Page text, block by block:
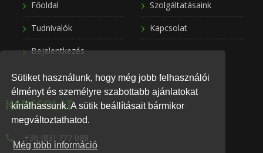
Sütiket használunk, hogy még jobb felhasználói
élményt és személyre szabottabb ajánlatokat
kínálhassunk. A sütik beállításait bármikor
megváltoztathatod.
Még több információ
Főoldal Szolgáltatásaink
Tudnivalók Kapcsolat
Bejelentkezés
KAPCSOLAT
+36 (83) 777 088